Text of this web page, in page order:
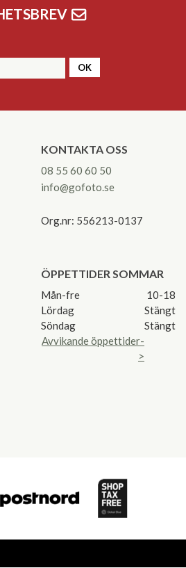
OK
KONTAKTA OSS
08 55 60 60 50
info@gofoto.se
Org.nr: 556213-0137
ÖPPETTIDER SOMMAR
Mån-fre
10-18
Lördag
Stängt
Söndag
Stängt
Avvikande öppettider-
>